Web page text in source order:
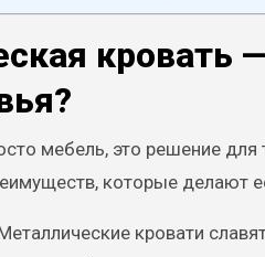
кровать
мебель, это решение для
которые делают
кровати